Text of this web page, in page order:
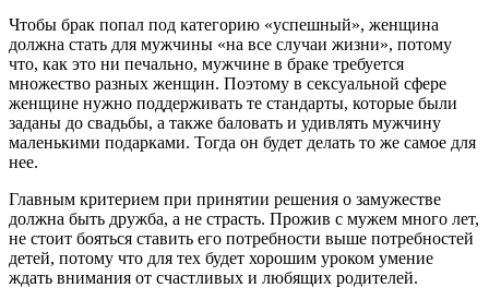
Чтобы брак попал под категорию «успешный», женщина
должна стать для мужчины «на все случаи жизни», потому
что, как это ни печально, мужчине в браке требуется
множество разных женщин. Поэтому в сексуальной сфере
женщине нужно поддерживать те стандарты, которые были
заданы до свадьбы, а также баловать и удивлять мужчину
маленькими подарками. Тогда он будет делать то же самое для
нее.
Главным критерием при принятии решения о замужестве
должна быть дружба, а не страсть. Прожив с мужем много лет,
не стоит бояться ставить его потребности выше потребностей
детей, потому что для тех будет хорошим уроком умение
ждать внимания от счастливых и любящих родителей.